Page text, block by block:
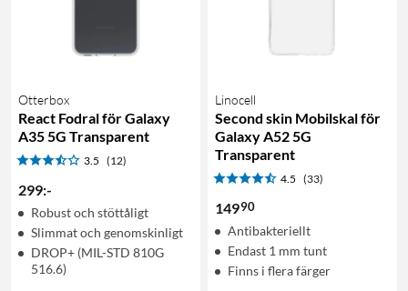
Otterbox
React Fodral för Galaxy
A35 5G Transparent
3.5 (12)
299:-
Robust och stöttåligt
Slimmat och genomskinligt
DROP+ (MIL-STD 810G
516.6)
Linocell
Second skin Mobilskal för
Galaxy A52 5G
Transparent
4.5 (33)
14990
Antibakteriellt
Endast 1 mm tunt
Finns i flera färger